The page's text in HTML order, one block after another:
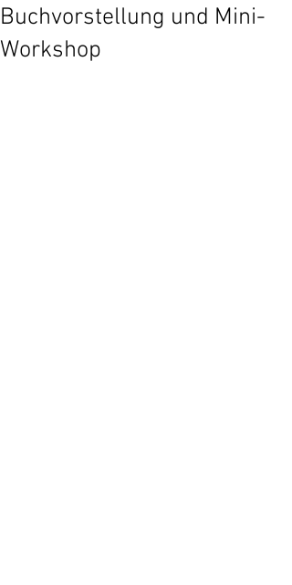
Buchvorstellung und Mini-
Workshop